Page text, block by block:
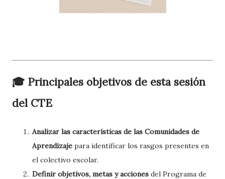
🎓 Principales objetivos de esta sesión
del CTE
Analizar las características de las Comunidades de
Aprendizaje para identificar los rasgos presentes en
el colectivo escolar.
Definir objetivos, metas y acciones del Programa de